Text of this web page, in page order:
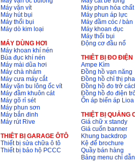
Máy vặn vít
Máy hút bụi
Máy thổi bụi
Máy dò kim loại
MÁY DÙNG HƠI
Máy khoan khí nén
Búa đục khí nén
Máy mài dũa hơi
Máy chà nhám
Máy cưa máy cắt
Máy vặn bu lông ốc vít
Máy đầm khuôn cát
Máy gõ rỉ sét
Máy phun sơn
Máy bắn đinh
Máy rút Rive
THIÊT BỊ GARAGE ÔTÔ
Thiết bị sửa chữa ô tô
Thiết bị bảo hộ PCCC
Máy phun hóa chất
Máy phun áp lực
Máy đầm cóc / bàn
Máy khoan đục
Máy thổi bụi
Động cơ đầu nổ
THIÊT BỊ ĐO ĐIỆN
Ampe Kìm
Đồng hồ vạn năng
Đồng hồ chỉ thị pha
Đồng hồ đo trở
Đồng hồ đo điện
Ổn áp biến áp Lioa
THIỆT BỊ QUẢNG
Giá chữ x standy
Giá cuốn banner
Khung backdrop
Kệ để brochure
Quầy bán hàng
Bảng menu chỉ dẫn